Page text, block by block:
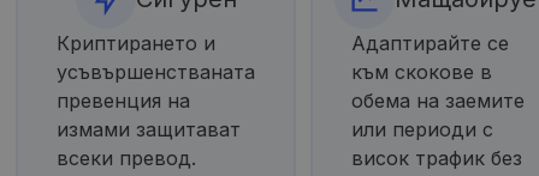
Криптирането и
усъвършенстваната
превенция на
измами защитават
всеки превод.
Адаптирайте се
към скокове в
обема на заемите
или периоди с
висок трафик без